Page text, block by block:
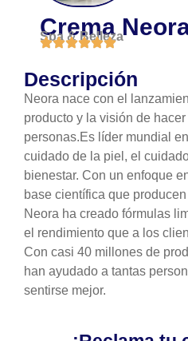
Crema
Spa & Belleza
Descripción
Neora nace con el
producto y la visión de
personas.Es líder mundial
cuidado de la piel, el
bienestar. Con un enfoque
base científica que
Neora ha creado fórmulas
el rendimiento que a los
Con casi 40 millones de
han ayudado a tantas
sentirse mejor.